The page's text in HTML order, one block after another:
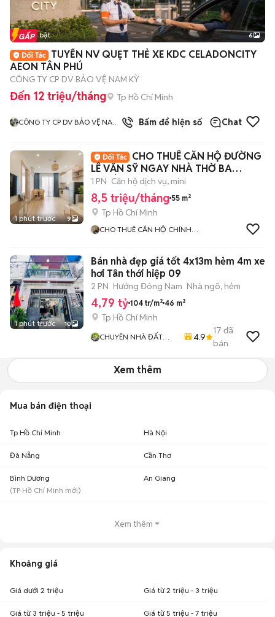
+2
Tin nổi bật 6
TUYỂN NV QUẸT THẺ XE KDC CELADONCITY
AEON TÂN PHÚ
CÔNG TY CP DV BẢO VỆ NAM KỲ
Đến 12 triệu/tháng Tp Hồ Chí Minh
CÔNG TY CP DV BẢO VỆ NAM
3đã bán
Bấm để hiện số Chat
1 phút trước 9
CHO THUÊ CĂN HỘ ĐƯỜNG
LÊ VĂN SỸ NGAY NHÀ THỜ BA
CHUÔNG
1 PN Căn hộ dịch vụ, mini
8,5 triệu/tháng 55 m²
Tp Hồ Chí Minh
CHO THUÊ CĂN HỘ CHÍNH
1 phút trước 10
Bán nhà đẹp giá tốt 4x13m hẻm 4m xe
hơi Tân thới hiệp 09
2 PN Hướng Đông Nam Nhà ngõ, hẻm
4,79 tỷ 104 tr/m² 46 m²
Tp Hồ Chí Minh
CHUYÊN NHÀ ĐẤT
4.9
17 đã
bán
Xem thêm
Mua bán điện thoại
Tp Hồ Chí Minh Hà Nội
Đà Nẵng Cần Thơ
Bình Dương
(TP Hồ Chí Minh mới)
An Giang
Xem thêm
Khoảng giá
Giá dưới 2 triệu Giá từ 2 triệu - 3 triệu
Giá từ 3 triệu - 5 triệu Giá từ 5 triệu - 7 triệu